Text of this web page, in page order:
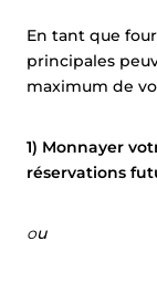
En tant que
principales
maximum de
1) Monnayer
réservations
ou